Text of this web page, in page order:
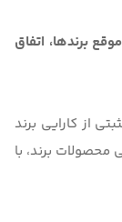
برندها، اتفاق
از کارایی برند
برند، با